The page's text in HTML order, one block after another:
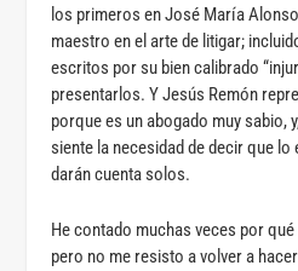
los primeros en José María
maestro en el arte de litigar;
escritos por su bien calibrado
presentarlos. Y Jesús Remón
porque es un abogado muy sabio,
siente la necesidad de decir que
darán cuenta solos.
He contado muchas veces por
pero no me resisto a volver a